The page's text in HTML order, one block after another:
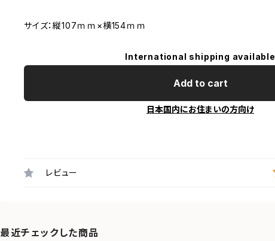
サイズ：縦107ｍｍ×横154ｍｍ
International shipping available
Add to cart
日本国内にお住まいの方向け
レビュー
最近チェックした商品